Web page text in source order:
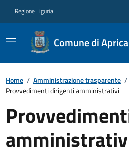
Regione Liguria
Comune di
Home / Amministrazione trasparente /
Provvedimenti dirigenti amministrativi